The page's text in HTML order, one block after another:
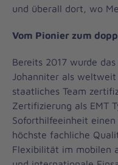
und überall dort, wo
Vom Pionier zum
Bereits 2017 wurde
Johanniter als
staatliches Team
Zertifizierung als EMT
Soforthilfeeinheit
höchste fachliche
Flexibilität im mobilen